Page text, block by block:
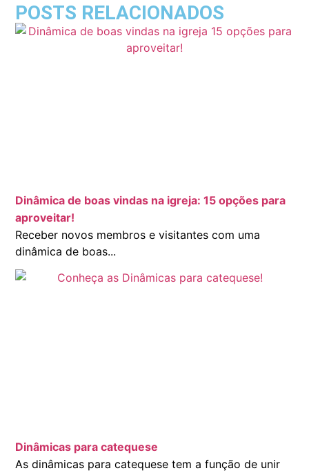
POSTS RELACIONADOS
Dinâmica de boas vindas na igreja: 15 opções para
aproveitar!
Receber novos membros e visitantes com uma
dinâmica de boas...
Dinâmicas para catequese
As dinâmicas para catequese tem a função de unir